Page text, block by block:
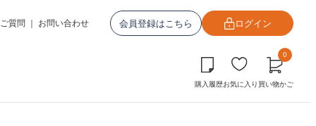
質問 お問い合わせ 会員登録はこちら ログイン
購入履歴お気に入り
0
買い物かご